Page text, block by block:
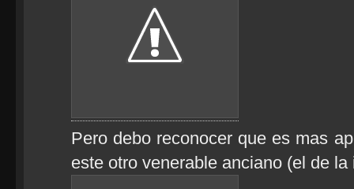
Pero debo reconocer que es mas
este otro venerable anciano (el de